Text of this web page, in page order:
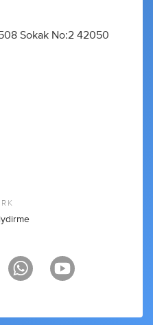
Sokak No:2 42050